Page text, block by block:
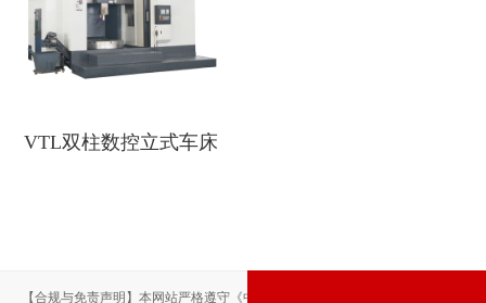
VTL双柱数控立式车床
【合规与免责声明】本网站严格遵守《中华人民共和国广告法》，尽力规范用